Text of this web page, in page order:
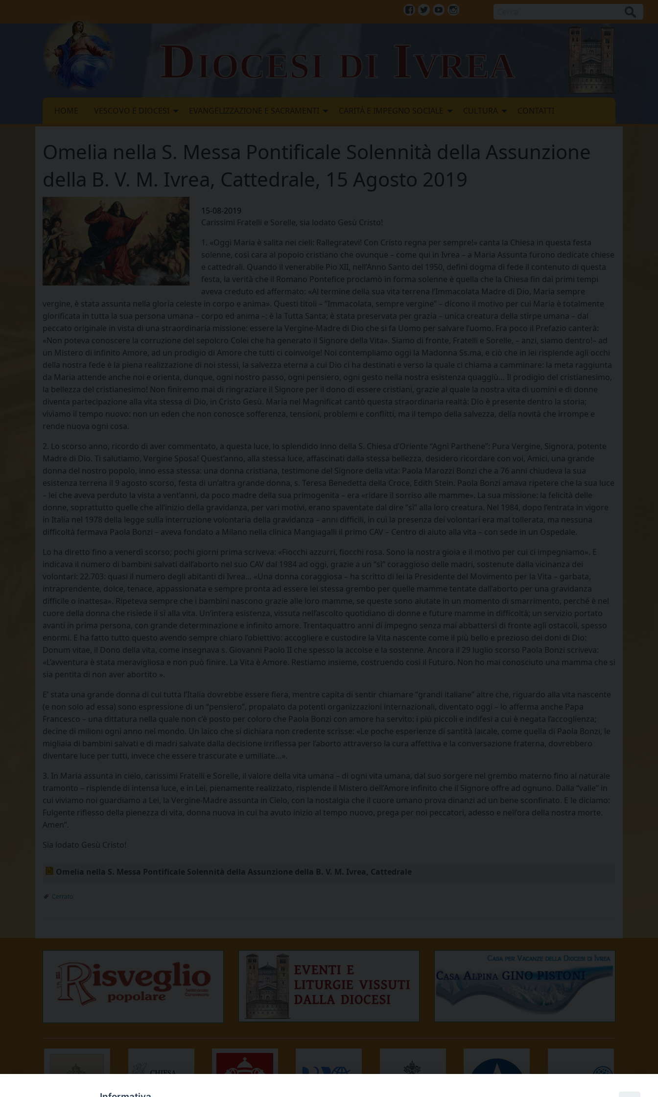
Diocesi di Ivrea
HOME VESCOVO E DIOCESI EVANGELIZZAZIONE E SACRAMENTI CARITÀ E IMPEGNO SOCIALE CULTURA CONTATTI
Omelia nella S. Messa Pontificale Solennità della Assunzione
della B. V. M. Ivrea, Cattedrale, 15 Agosto 2019
15-08-2019
Carissimi Fratelli e Sorelle, sia lodato Gesù Cristo!
1. «Oggi Maria è salita nei cieli: Rallegratevi! Con Cristo regna per sempre!» canta la Chiesa in questa festa
solenne, così cara al popolo cristiano che ovunque – come qui in Ivrea – a Maria Assunta furono dedicate chiese
e cattedrali. Quando il venerabile Pio XII, nell’Anno Santo del 1950, definì dogma di fede il contenuto di questa
festa, la verità che il Romano Pontefice proclamò in forma solenne è quella che la Chiesa fin dai primi tempi
aveva creduto ed affermato: «Al termine della sua vita terrena l’Immacolata Madre di Dio, Maria sempre
vergine, è stata assunta nella gloria celeste in corpo e anima». Questi titoli – “Immacolata, sempre vergine” – dicono il motivo per cui Maria è totalmente
glorificata in tutta la sua persona umana – corpo ed anima –: è la Tutta Santa; è stata preservata per grazia – unica creatura della stirpe umana – dal
peccato originale in vista di una straordinaria missione: essere la Vergine-Madre di Dio che si fa Uomo per salvare l’uomo. Fra poco il Prefazio canterà:
«Non poteva conoscere la corruzione del sepolcro Colei che ha generato il Signore della Vita». Siamo di fronte, Fratelli e Sorelle, – anzi, siamo dentro!– ad
un Mistero di infinito Amore, ad un prodigio di Amore che tutti ci coinvolge! Noi contempliamo oggi la Madonna Ss.ma, e ciò che in lei risplende agli occhi
della nostra fede è la piena realizzazione di noi stessi, la salvezza eterna a cui Dio ci ha destinati e verso la quale ci chiama a camminare: la meta raggiunta
da Maria attende anche noi e orienta, dunque, ogni nostro passo, ogni pensiero, ogni gesto nella nostra esistenza quaggiù… Il prodigio del cristianesimo,
la bellezza del cristianesimo! Non finiremo mai di ringraziare il Signore per il dono di essere cristiani, grazie al quale la nostra vita di uomini e di donne
diventa partecipazione alla vita stessa di Dio, in Cristo Gesù. Maria nel Magnificat cantò questa straordinaria realtà: Dio è presente dentro la storia;
viviamo il tempo nuovo: non un eden che non conosce sofferenza, tensioni, problemi e conflitti, ma il tempo della salvezza, della novità che irrompe e
rende nuova ogni cosa.
2. Lo scorso anno, ricordo di aver commentato, a questa luce, lo splendido inno della S. Chiesa d’Oriente “Agnì Parthene”: Pura Vergine, Signora, potente
Madre di Dio. Ti salutiamo, Vergine Sposa! Quest’anno, alla stessa luce, affascinati dalla stessa bellezza, desidero ricordare con voi, Amici, una grande
donna del nostro popolo, inno essa stessa: una donna cristiana, testimone del Signore della vita: Paola Marozzi Bonzi che a 76 anni chiudeva la sua
esistenza terrena il 9 agosto scorso, festa di un’altra grande donna, s. Teresa Benedetta della Croce, Edith Stein. Paola Bonzi amava ripetere che la sua luce
– lei che aveva perduto la vista a vent’anni, da poco madre della sua primogenita – era «ridare il sorriso alle mamme». La sua missione: la felicità delle
donne, soprattutto quelle che all’inizio della gravidanza, per vari motivi, erano spaventate dal dire “sì” alla loro creatura. Nel 1984, dopo l’entrata in vigore
in Italia nel 1978 della legge sulla interruzione volontaria della gravidanza – anni difficili, in cui la presenza dei volontari era mal tollerata, ma nessuna
difficoltà fermava Paola Bonzi – aveva fondato a Milano nella clinica Mangiagalli il primo CAV – Centro di aiuto alla vita – con sede in un Ospedale.
Lo ha diretto fino a venerdì scorso; pochi giorni prima scriveva: «Fiocchi azzurri, fiocchi rosa. Sono la nostra gioia e il motivo per cui ci impegniamo». E
indicava il numero di bambini salvati dall’aborto nel suo CAV dal 1984 ad oggi, grazie a un “sì” coraggioso delle madri, sostenute dalla vicinanza dei
volontari: 22.703: quasi il numero degli abitanti di Ivrea… «Una donna coraggiosa – ha scritto di lei la Presidente del Movimento per la Vita – garbata,
intraprendente, dolce, tenace, appassionata e sempre pronta ad essere lei stessa grembo per quelle mamme tentate dall’aborto per una gravidanza
difficile o inattesa». Ripeteva sempre che i bambini nascono grazie alle loro mamme, se queste sono aiutate in un momento di smarrimento, perché è nel
cuore della donna che risiede il sì alla vita. Un’intera esistenza, vissuta nell’ascolto quotidiano di donne e future mamme in difficoltà; un servizio portato
avanti in prima persona, con grande determinazione e infinito amore. Trentaquattro anni di impegno senza mai abbattersi di fronte agli ostacoli, spesso
enormi. E ha fatto tutto questo avendo sempre chiaro l’obiettivo: accogliere e custodire la Vita nascente come il più bello e prezioso dei doni di Dio:
Donum vitae, il Dono della vita, come insegnava s. Giovanni Paolo II che spesso la accolse e la sostenne. Ancora il 29 luglio scorso Paola Bonzi scriveva:
«L’avventura è stata meravigliosa e non può finire. La Vita è Amore. Restiamo insieme, costruendo così il Futuro. Non ho mai conosciuto una mamma che si
sia pentita di non aver abortito ».
E’ stata una grande donna di cui tutta l’Italia dovrebbe essere fiera, mentre capita di sentir chiamare “grandi italiane” altre che, riguardo alla vita nascente
(e non solo ad essa) sono espressione di un “pensiero”, propalato da potenti organizzazioni internazionali, diventato oggi – lo afferma anche Papa
Francesco – una dittatura nella quale non c’è posto per coloro che Paola Bonzi con amore ha servito: i più piccoli e indifesi a cui è negata l’accoglienza;
decine di milioni ogni anno nel mondo. Un laico che si dichiara non credente scrisse: «Le poche esperienze di santità laicale, come quella di Paola Bonzi, le
migliaia di bambini salvati e di madri salvate dalla decisione irriflessa per l’aborto attraverso la cura affettiva e la conversazione fraterna, dovrebbero
diventare luce per tutti, invece che essere trascurate e umiliate…».
3. In Maria assunta in cielo, carissimi Fratelli e Sorelle, il valore della vita umana – di ogni vita umana, dal suo sorgere nel grembo materno fino al naturale
tramonto – risplende di intensa luce, e in Lei, pienamente realizzato, risplende il Mistero dell’Amore infinito che il Signore offre ad ognuno. Dalla “valle” in
cui viviamo noi guardiamo a Lei, la Vergine-Madre assunta in Cielo, con la nostalgia che il cuore umano prova dinanzi ad un bene sconfinato. E le diciamo:
Fulgente riflesso della pienezza di vita, donna nuova in cui ha avuto inizio al tempo nuovo, prega per noi peccatori, adesso e nell’ora della nostra morte.
Amen”.
Sia lodato Gesù Cristo!
Omelia nella S. Messa Pontificale Solennità della Assunzione della B. V. M. Ivrea, Cattedrale
Cerrato